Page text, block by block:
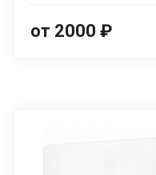
от 2000 ₽